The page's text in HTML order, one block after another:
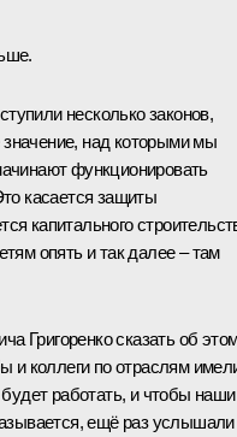
несколько законов,
над которыми мы
функционировать
касается защиты
капитального
опять и так далее – там
Григоренко сказать об
и коллеги по отраслям
работать, и чтобы наши
ещё раз услышали